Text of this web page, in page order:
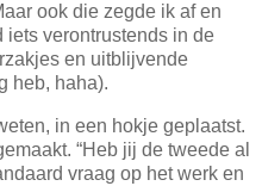
ook die zegde ik af en
iets verontrustends in de
en uitblijvende
heb, haha).
in een hokje geplaatst.
“Heb jij de tweede al
vraag op het werk en